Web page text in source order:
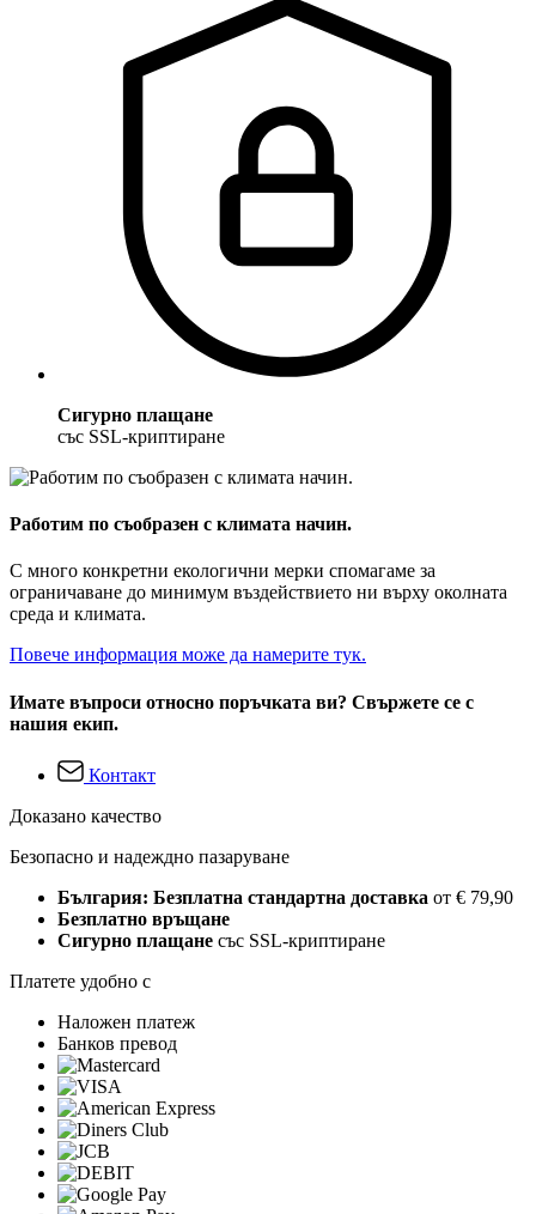
Сигурно плащане
със SSL-криптиране
Работим по съобразен с климата начин.
С много конкретни екологични мерки спомагаме за
ограничаване до минимум въздействието ни върху околната
среда и климата.
Повече информация може да намерите тук.
Имате въпроси относно поръчката ви? Свържете се с
нашия екип.
Контакт
Доказано качество
Безопасно и надеждно пазаруване
България: Безплатна стандартна доставка от € 79,90
Безплатно връщане
Сигурно плащане със SSL-криптиране
Платете удобно с
Наложен платеж
Банков превод